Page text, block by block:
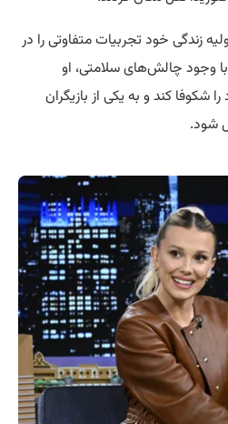
زندگی خود تجربیات متفاوتی را در
وجود چالش‌های سلامتی، او
شکوفا کند و به یکی از بازیگران
شود.